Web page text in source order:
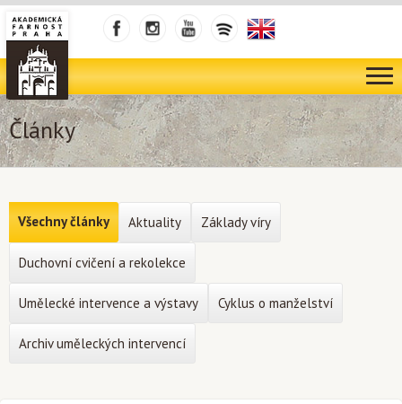
Články
Všechny články Aktuality Základy víry
Duchovní cvičení a rekolekce
Umělecké intervence a výstavy Cyklus o manželství
Archiv uměleckých intervencí